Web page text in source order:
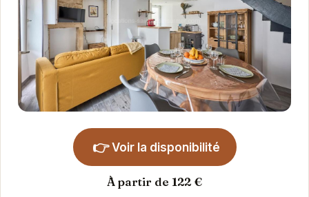
👉 Voir la disponibilité
À partir de 122 €